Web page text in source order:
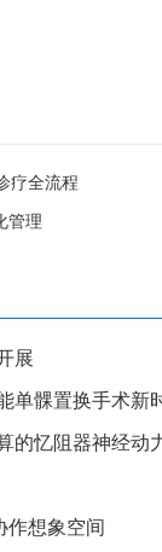
疗全流程
管理
展
单髁置换手术新
的忆阻器神经动
作想象空间